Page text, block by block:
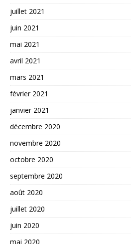
juillet 2021
juin 2021
mai 2021
avril 2021
mars 2021
février 2021
janvier 2021
décembre 2020
novembre 2020
octobre 2020
septembre 2020
août 2020
juillet 2020
juin 2020
mai 2020